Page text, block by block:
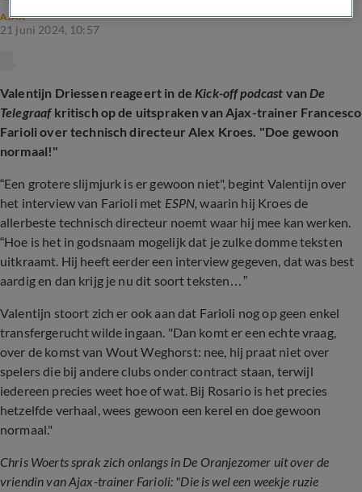
AJAX
21 juni 2024, 10:57
Valentijn Driessen reageert in de Kick-off podcast vanDe
Telegraaf kritisch op de uitspraken van Ajax-trainer Francesco
Farioli over technisch directeur Alex Kroes. "Doe gewoon
normaal!"
“Een grotere slijmjurk is er gewoon niet", begint Valentijn over
het interview van Farioli met ESPN, waarin hij Kroes de
allerbeste technisch directeur noemt waar hij mee kan werken.
“Hoe is het in godsnaam mogelijk dat je zulke domme teksten
uitkraamt. Hij heeft eerder een interview gegeven, dat was best
aardig en dan krijg je nu dit soort teksten…”
Valentijn stoort zich er ook aan dat Farioli nog op geen enkel
transfergerucht wilde ingaan. "Dan komt er een echte vraag,
over de komst van Wout Weghorst: nee, hij praat niet over
spelers die bij andere clubs onder contract staan, terwijl
iedereen precies weet hoe of wat. Bij Rosario is het precies
hetzelfde verhaal, wees gewoon een kerel en doe gewoon
normaal."
Chris Woerts sprak zich onlangs in De Oranjezomer uit over de
vriendin van Ajax-trainer Farioli: "Die is wel een weekje ruzie